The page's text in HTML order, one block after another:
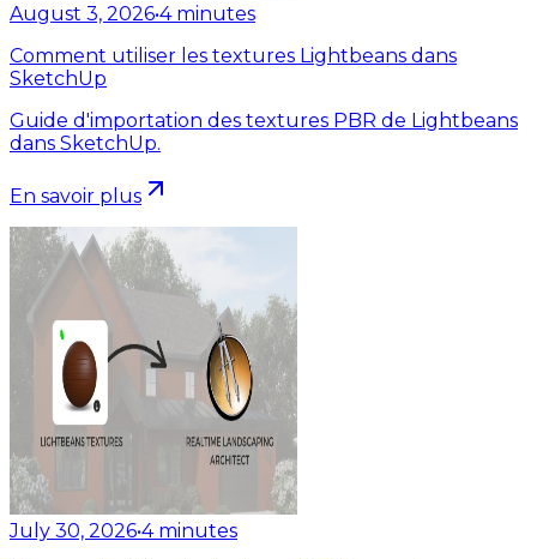
August 3, 2026•4 minutes
Comment utiliser les textures Lightbeans dans
SketchUp
Guide d'importation des textures PBR de Lightbeans
dans SketchUp.
En savoir plus
July 30, 2026•4 minutes